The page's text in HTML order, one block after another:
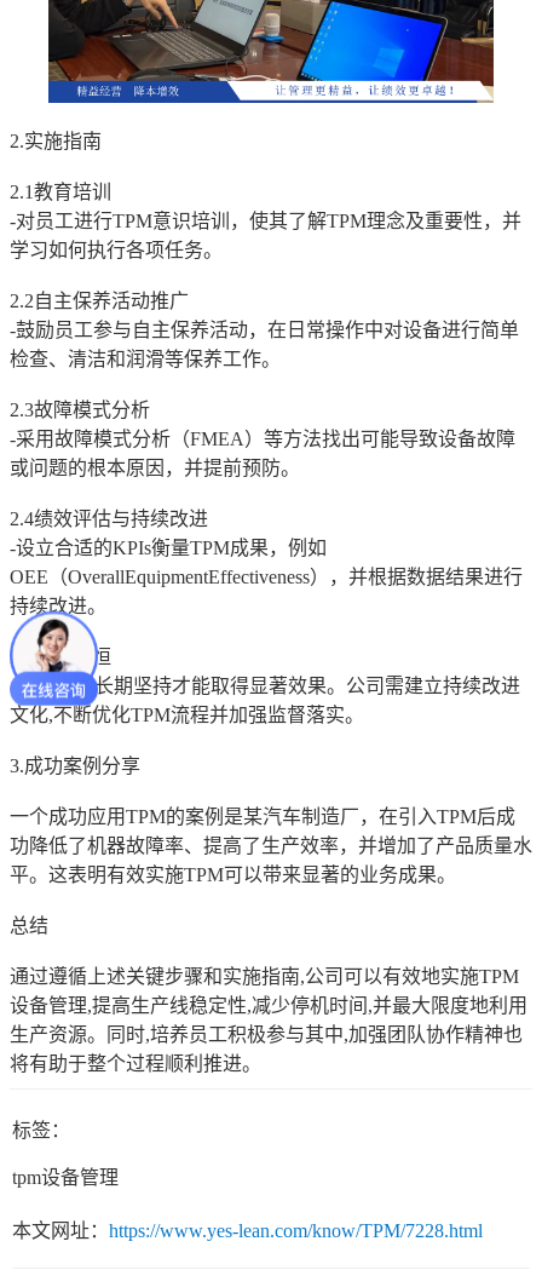
2.实施指南
2.1教育培训
-对员工进行TPM意识培训，使其了解TPM理念及重要性，并
学习如何执行各项任务。
2.2自主保养活动推广
-鼓励员工参与自主保养活动，在日常操作中对设备进行简单
检查、清洁和润滑等保养工作。
2.3故障模式分析
-采用故障模式分析（FMEA）等方法找出可能导致设备故障
或问题的根本原因，并提前预防。
2.4绩效评估与持续改进
-设立合适的KPIs衡量TPM成果，例如
OEE（OverallEquipmentEffectiveness），并根据数据结果进行
持续改进。
2.5持之以恒
-TPM需要长期坚持才能取得显著效果。公司需建立持续改进
文化,不断优化TPM流程并加强监督落实。
3.成功案例分享
一个成功应用TPM的案例是某汽车制造厂，在引入TPM后成
功降低了机器故障率、提高了生产效率，并增加了产品质量水
平。这表明有效实施TPM可以带来显著的业务成果。
总结
通过遵循上述关键步骤和实施指南,公司可以有效地实施TPM
设备管理,提高生产线稳定性,减少停机时间,并最大限度地利用
生产资源。同时,培养员工积极参与其中,加强团队协作精神也
将有助于整个过程顺利推进。
标签：
tpm设备管理
本文网址： https://www.yes-lean.com/know/TPM/7228.html